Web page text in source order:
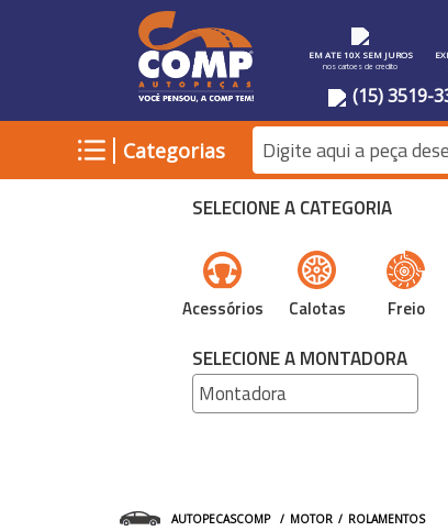
EM ATE 10X SEM JUROS
nos cartoes de credito
(15) 3519-
| Categorias
SELECIONE A CATEGORIA
Acessórios Calotas Freio
SELECIONE A MONTADORA
AUTOPECASCOMP MOTOR ROLAMENTOS